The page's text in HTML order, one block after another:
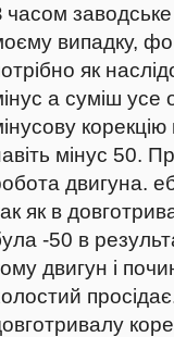
часом
випадку,
як
а суміш усе
мінус 50.
двигуна.
як в
-50 в
двигун і